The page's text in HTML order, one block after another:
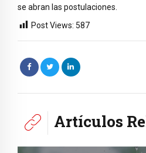
se abran las postulaciones.
Post Views: 587
Artículos